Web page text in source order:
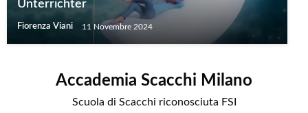
Unterrichter
Fiorenza Viani 11 Novembre 2024
Accademia Scacchi Milano
Scuola di Scacchi riconosciuta FSI